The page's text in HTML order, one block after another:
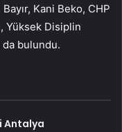
Kani Beko, CHP
Yüksek Disiplin
da bulundu.
Antalya